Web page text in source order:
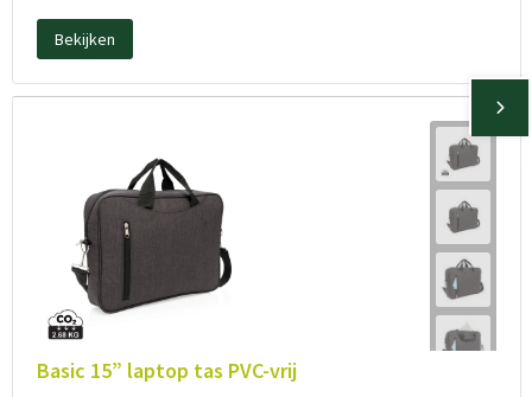
Bekijken
Basic 15” laptop tas PVC-vrij